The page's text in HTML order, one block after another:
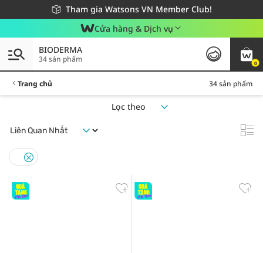
Tham gia Watsons VN Member Club!
Miễn phí giao hàng cho đơn hàng từ 249,000Đ
Giao hàng nhanh 24h - Áp dụng khu vực TP. Hồ Chí Minh
Cửa hàng & Dịch vụ
0
BIODERMA
34 sản phẩm
Trang chủ 34 sản phẩm
Lọc theo